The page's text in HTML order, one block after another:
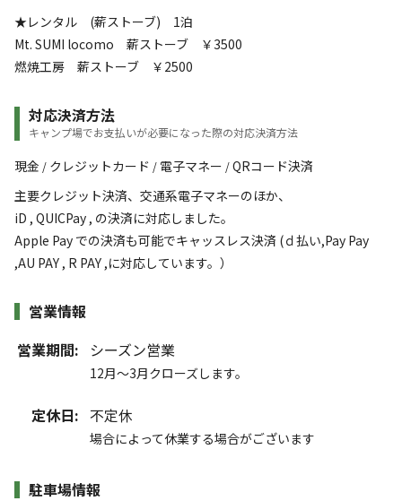
★レンタル (薪ストーブ) 1泊
Mt. SUMI locomo 薪ストーブ ￥3500
燃焼工房 薪ストーブ ￥2500
対応決済方法
キャンプ場でお支払いが必要になった際の対応決済方法
現金 / クレジットカード / 電子マネー /QRコード決済
主要クレジット決済、交通系電子マネーのほか、
iD , QUICPay , の決済に対応しました。
Apple Pay での決済も可能でキャッスレス決済 (ｄ払い,Pay Pay
,AU PAY , R PAY ,に対応しています。）
営業情報
営業期間:
シーズン営業
12月～3月クローズします。
定休日: 不定休
場合によって休業する場合がございます
駐車場情報